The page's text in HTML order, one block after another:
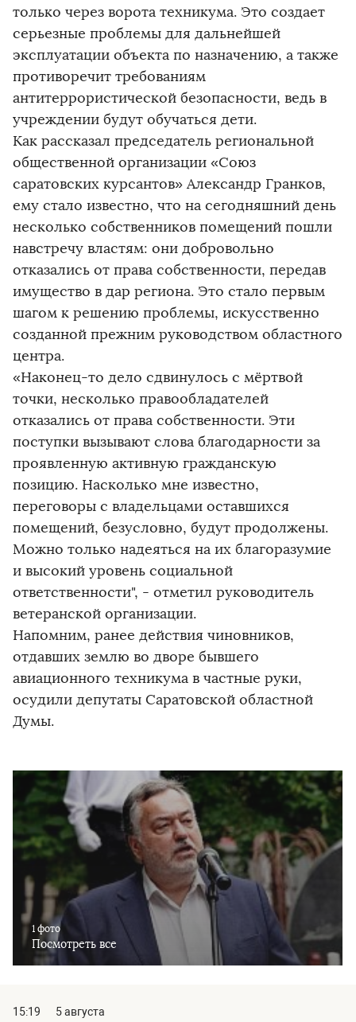
только через ворота техникума. Это создает
серьезные проблемы для дальнейшей
эксплуатации объекта по назначению, а также
противоречит требованиям
антитеррористической безопасности, ведь в
учреждении будут обучаться дети.
Как рассказал председатель региональной
общественной организации «Союз
саратовских курсантов» Александр Гранков,
ему стало известно, что на сегодняшний день
несколько собственников помещений пошли
навстречу властям: они добровольно
отказались от права собственности, передав
имущество в дар региона. Это стало первым
шагом к решению проблемы, искусственно
созданной прежним руководством областного
центра.
«Наконец-то дело сдвинулось с мёртвой
точки, несколько правообладателей
отказались от права собственности. Эти
поступки вызывают слова благодарности за
проявленную активную гражданскую
позицию. Насколько мне известно,
переговоры с владельцами оставшихся
помещений, безусловно, будут продолжены.
Можно только надеяться на их благоразумие
и высокий уровень социальной
ответственности", - отметил руководитель
ветеранской организации.
Напомним, ранее действия чиновников,
отдавших землю во дворе бывшего
авиационного техникума в частные руки,
осудили депутаты Саратовской областной
Думы.
1 фото
Посмотреть все
15:19
5 августа